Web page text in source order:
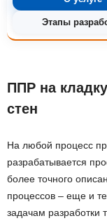
Этапы
ППР на
стен
На любой процесс
разрабатывается
более точного
процессов – еще и
задачам разработки